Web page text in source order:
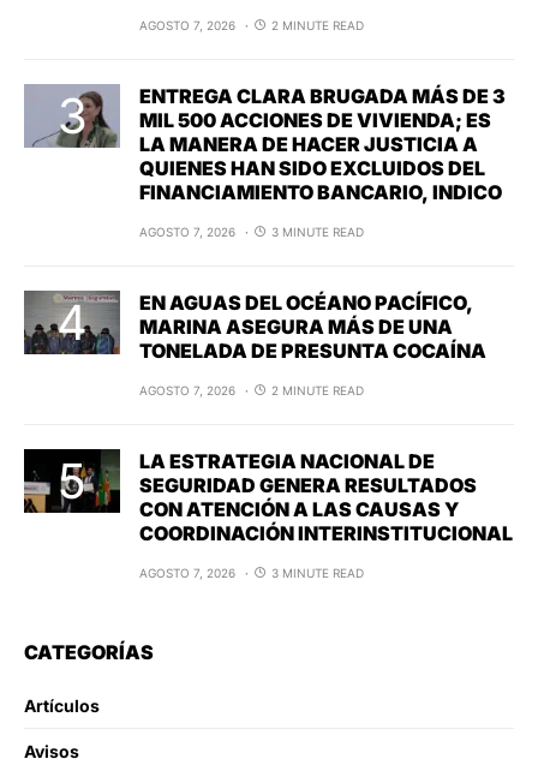
AGOSTO 7, 2026 2 MINUTE READ
ENTREGA CLARA BRUGADA MÁS DE 3
MIL 500 ACCIONES DE VIVIENDA; ES
LA MANERA DE HACER JUSTICIA A
QUIENES HAN SIDO EXCLUIDOS DEL
FINANCIAMIENTO BANCARIO, INDICO
AGOSTO 7, 2026 3 MINUTE READ
EN AGUAS DEL OCÉANO PACÍFICO,
MARINA ASEGURA MÁS DE UNA
TONELADA DE PRESUNTA COCAÍNA
AGOSTO 7, 2026 2 MINUTE READ
LA ESTRATEGIA NACIONAL DE
SEGURIDAD GENERA RESULTADOS
CON ATENCIÓN A LAS CAUSAS Y
COORDINACIÓN INTERINSTITUCIONAL
AGOSTO 7, 2026 3 MINUTE READ
CATEGORÍAS
Artículos
Avisos